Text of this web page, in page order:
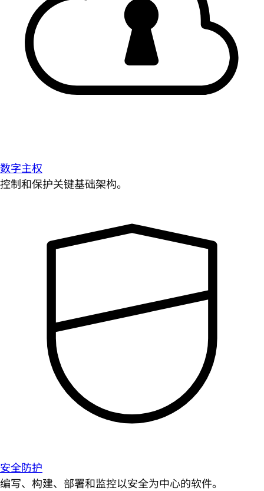
数字主权
控制和保护关键基础架构。
安全防护
编写、构建、部署和监控以安全为中心的软件。